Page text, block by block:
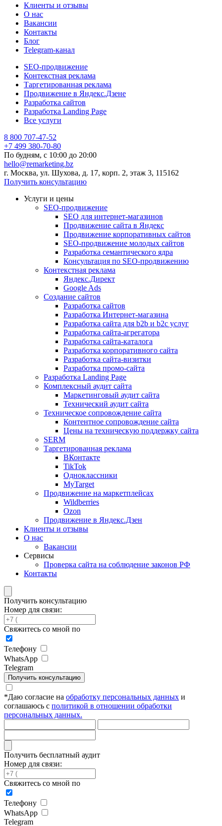
Клиенты и отзывы
О нас
Вакансии
Контакты
Блог
Telegram-канал
SEO-продвижение
Контекстная реклама
Таргетированная реклама
Продвижение в Яндекс.Дзене
Разработка сайтов
Разработка Landing Page
Все услуги
8 800 707-47-52
+7 499 380-70-80
По будням, с 10:00 до 20:00
hello@remarketing.bz
г. Москва, ул. Шухова, д. 17, корп. 2, этаж 3, 115162
Получить консультацию
Услуги и цены
SEO-продвижение
SEO для интернет-магазинов
Продвижение сайта в Яндекс
Продвижение корпоративных сайтов
SEO-продвижение молодых сайтов
Разработка семантического ядра
Консультация по SEO-продвижению
Контекстная реклама
Яндекс.Директ
Google Ads
Создание сайтов
Разработка сайтов
Разработка Интернет-магазина
Разработка сайта для b2b и b2c услуг
Разработка сайта-агрегатора
Разработка сайта-каталога
Разработка корпоративного сайта
Разработка сайта-визитки
Разработка промо-сайта
Разработка Landing Page
Комплексный аудит сайта
Маркетинговый аудит сайта
Технический аудит сайта
Техническое сопровождение сайта
Контентное сопровождение сайта
Цены на техническую поддержку сайта
SERM
Таргетированная реклама
ВКонтакте
TikTok
Одноклассники
MyTarget
Продвижение на маркетплейсах
Wildberries
Ozon
Продвижение в Яндекс.Дзен
Клиенты и отзывы
О нас
Вакансии
Сервисы
Проверка сайта на соблюдение законов РФ
Контакты
Получить консультацию
Номер для связи:
Свяжитесь со мной по
Телефону
WhatsApp
Telegram
Получить консультацию
*Даю согласие на обработку персональных данных и
соглашаюсь с политикой в отношении обработки
персональных данных.
Получить бесплатный аудит
Номер для связи:
Свяжитесь со мной по
Телефону
WhatsApp
Telegram